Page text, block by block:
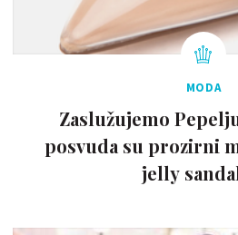
MODA
Zaslužujemo
posvuda su prozirni
jelly